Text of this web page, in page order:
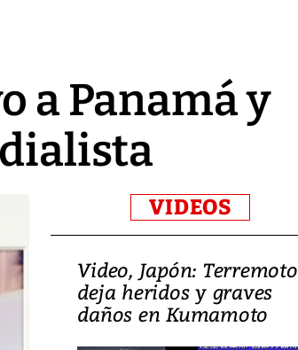
a Panamá y
VIDEOS
Video, Japón: Terremoto
deja heridos y graves
daños en Kumamoto